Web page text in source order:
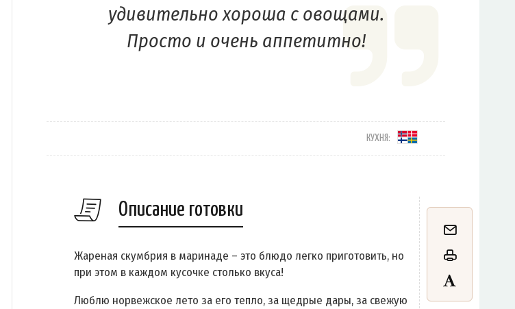
удивительно хороша с овощами.
Просто и очень аппетитно!
КУХНЯ:
Описание готовки
Жареная скумбрия в маринаде – это блюдо легко приготовить, но
при этом в каждом кусочке столько вкуса!
Люблю норвежское лето за его тепло, за щедрые дары, за свежую